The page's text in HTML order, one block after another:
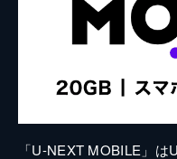
「U-NEXT MOBILE」